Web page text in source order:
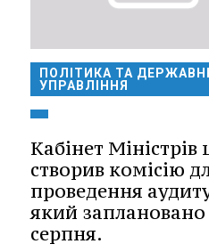
ПОЛІТИКА ТА
УПРАВЛІННЯ
Кабінет Міністрів
створив комісію
проведення
який заплановано
серпня.